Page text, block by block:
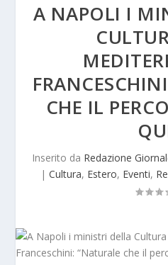
A NAPOLI I
CHE IL
Inserito da Redazione
| Cultura, Estero, Eventi,